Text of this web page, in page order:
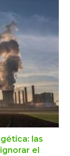
las
el